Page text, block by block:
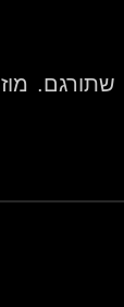
שתורגם.